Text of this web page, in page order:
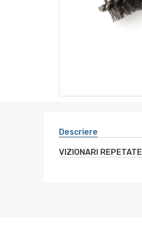
instrumente
Descriere
VIZIONARI REPETATE